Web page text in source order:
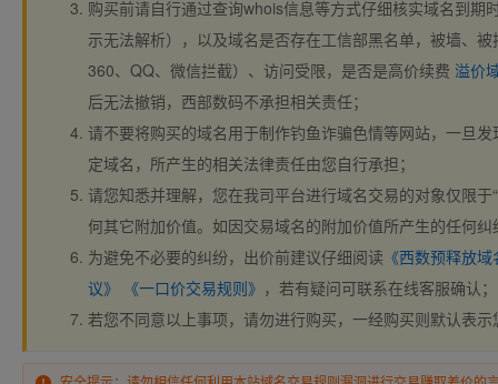
购买前请自行通过查询whois信息等方式仔细核实域名到期
示无法解析），以及域名是否存在工信部黑名单，被墙、
360、QQ、微信拦截）、访问受限，是否是高价续费 溢价
后无法撤销，西部数码不承担相关责任；
请不要将购买的域名用于制作钓鱼诈骗色情等网站，一旦
定域名，所产生的相关法律责任由您自行承担；
请您知悉并理解，您在我司平台进行域名交易的对象仅限于
何其它附加价值。如因交易域名的附加价值所产生的任何
为避免不必要的纠纷，出价前建议仔细阅读 《西数预释放
议》
《一口价交易规则》 ，若有疑问可联系在线客服确认；
若您不同意以上事项，请勿进行购买，一经购买则默认表